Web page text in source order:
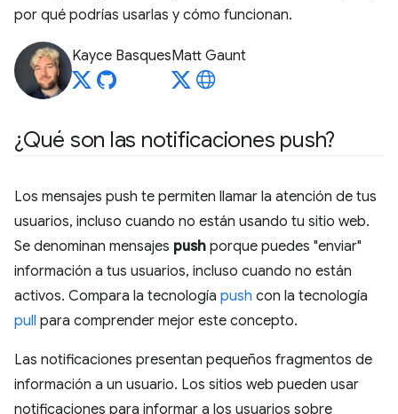
por qué podrías usarlas y cómo funcionan.
Kayce BasquesMatt Gaunt
¿Qué son las notificaciones push?
Los mensajes push te permiten llamar la atención de tus
usuarios, incluso cuando no están usando tu sitio web.
Se denominan mensajes push porque puedes "enviar"
información a tus usuarios, incluso cuando no están
activos. Compara la tecnología push con la tecnología
pull para comprender mejor este concepto.
Las notificaciones presentan pequeños fragmentos de
información a un usuario. Los sitios web pueden usar
notificaciones para informar a los usuarios sobre